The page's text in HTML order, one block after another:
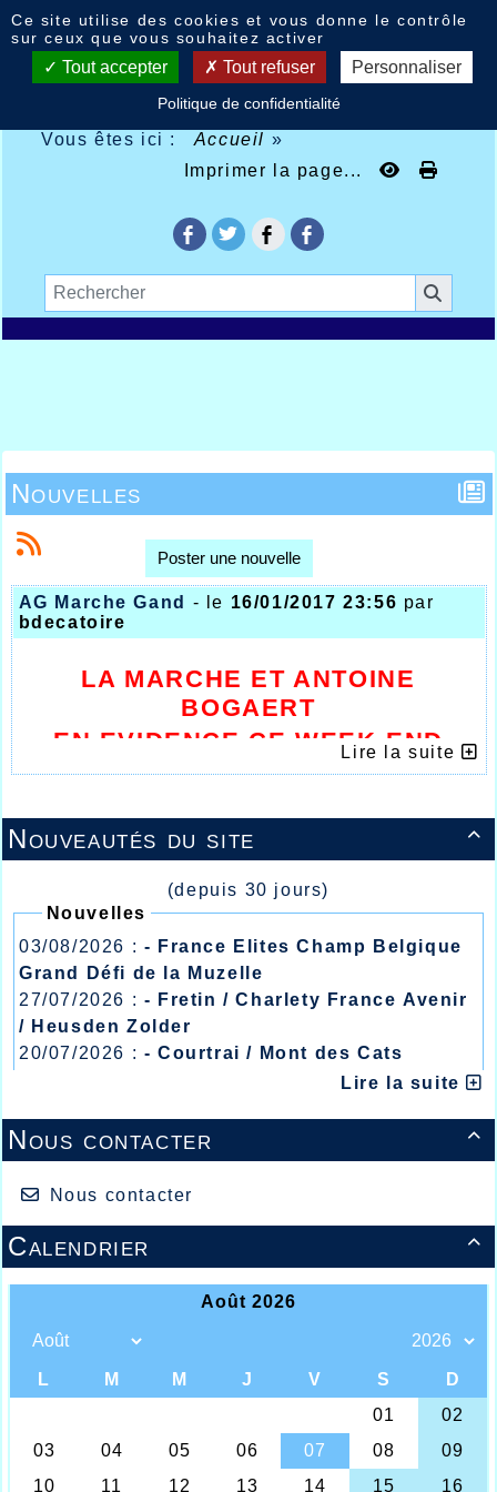
Vous êtes ici : Accueil »
Imprimer la page...

Nouveautés du site
(depuis 30 jours)
Nouvelles
03/08/2026 : - France Elites Champ Belgique
Grand Défi de la Muzelle
27/07/2026 : - Fretin / Charlety France Avenir
/ Heusden Zolder
20/07/2026 : - Courtrai / Mont des Cats
- Lyon / Meeting Abeilles /Lire la suite

Nous contacter
Nous contacter

Calendrier
Nouvelles
Poster une nouvelle
AG Marche Gand - le 16/01/2017 23:56 par
bdecatoire
LA MARCHE ET ANTOINE
BOGAERT
EN EVIDENCE CE WEEK-END
Lire la suite
Ce site utilise des cookies et vous donne le contrôle
sur ceux que vous souhaitez activer
Tout accepter Tout refuser Personnaliser
Politique de confidentialité